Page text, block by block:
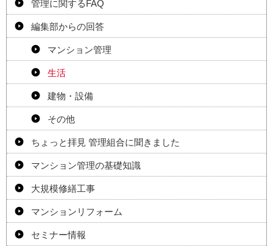
管理に関するFAQ
編集部からの回答
マンション管理
生活
建物・設備
その他
ちょっと拝見 管理組合に聞きました
マンション管理の基礎知識
大規模修繕工事
マンションリフォーム
セミナー情報